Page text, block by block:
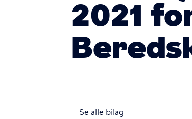
2021
Se alle bilag